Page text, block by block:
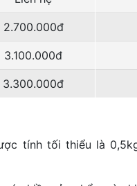
2.700.000đ
3.100.000đ
3.300.000đ
tính tối thiểu là